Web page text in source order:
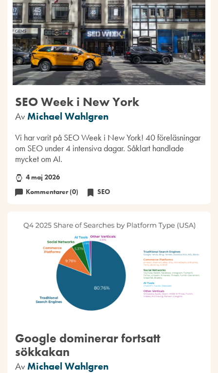
SEO Week i New York
Av Michael Wahlgren
Vi har varit på SEO Week i New York! 40 föreläsningar
om SEO under 4 intensiva dagar. Såklart handlade
mycket om AI.
4 maj 2026
Kommentarer (0)
SEO
Google dominerar fortsatt
sökkakan
Av Michael Wahlgren